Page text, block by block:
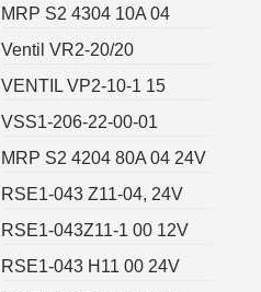
MRP S2 4304 10A 04
Ventil VR2-20/20
VENTIL VP2-10-1 15
VSS1-206-22-00-01
MRP S2 4204 80A 04 24V
RSE1-043 Z11-04, 24V
RSE1-043Z11-1 00 12V
RSE1-043 H11 00 24V